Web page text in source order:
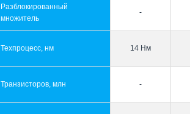
Разблокированный
множитель
-
Техпроцесс, нм 14 Нм
Транзисторов, млн -